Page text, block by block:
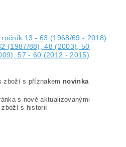
13 - 63 (1968/69 - 2018)
(1987/88), 48 (2003), 50
57 - 60 (2012 - 2015)
zboží s příznakem novinka
s nově aktualizovanými
zboží s historií